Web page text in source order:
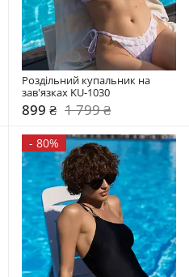
Роздільний купальник на
зав'язках KU-1030
899 ₴ 1 799 ₴
- 80%